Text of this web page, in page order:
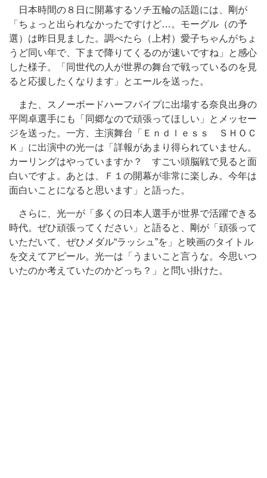
日本時間の８日に開幕するソチ五輪の話題には、剛が
「ちょっと出られなかったですけど…。モーグル（の予
選）は昨日見ました。調べたら（上村）愛子ちゃんがちょ
うど同い年で、下まで降りてくるのが速いですね」と感心
した様子。「同世代の人が世界の舞台で戦っているのを見
ると応援したくなります」とエールを送った。
また、スノーボードハーフパイプに出場する奈良出身の
平岡卓選手にも「同郷なので頑張ってほしい」とメッセー
ジを送った。一方、主演舞台「Ｅｎｄｌｅｓｓ ＳＨＯＣ
Ｋ」に出演中の光一は「詳報があまり得られていません。
カーリングはやっていますか？ すごい頭脳戦で見ると面
白いですよ。あとは、Ｆ１の開幕が非常に楽しみ。今年は
面白いことになると思います」と語った。
さらに、光一が「多くの日本人選手が世界で活躍できる
時代。ぜひ頑張ってください」と語ると、剛が「頑張って
いただいて、ぜひメダル“ラッシュ”を」と映画のタイトル
を交えてアピール。光一は「うまいこと言うな。今思いつ
いたのか考えていたのかどっち？」と問い掛けた。